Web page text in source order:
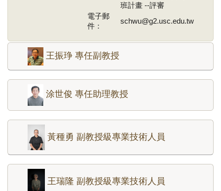
班計畫 --評審
電子郵
件：
schwu@g2.usc.edu.tw
王振琤 專任副教授
涂世俊 專任助理教授
黃種勇 副教授級專業技術人員
王瑞隆 副教授級專業技術人員